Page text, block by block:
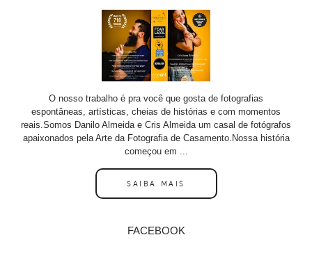
O nosso trabalho é pra você que gosta de fotografias
espontâneas, artísticas, cheias de histórias e com momentos
reais.Somos Danilo Almeida e Cris Almeida um casal de fotógrafos
apaixonados pela Arte da Fotografia de Casamento.Nossa história
começou em ...
SAIBA MAIS
FACEBOOK